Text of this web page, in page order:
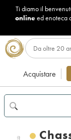
Ti diamo il
onlineed enoteca
Acquistare